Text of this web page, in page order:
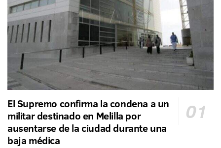
El Supremo confirma la condena a un
militar destinado en Melilla por
ausentarse de la ciudad durante una
baja médica